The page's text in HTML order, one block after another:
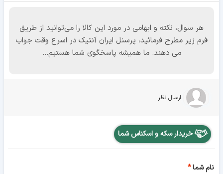
هر سوال، نکته و ابهامی در مورد این کالا را می‌توانید از طریق
فرم زیر مطرح فرمائید، پرسنل ایران آنتیک در اسرع وقت جواب
می دهند. ما همیشه پاسخگوی شما هستیم...
ارسال نظر
خریدار سکه و اسکناس شما
نام شما